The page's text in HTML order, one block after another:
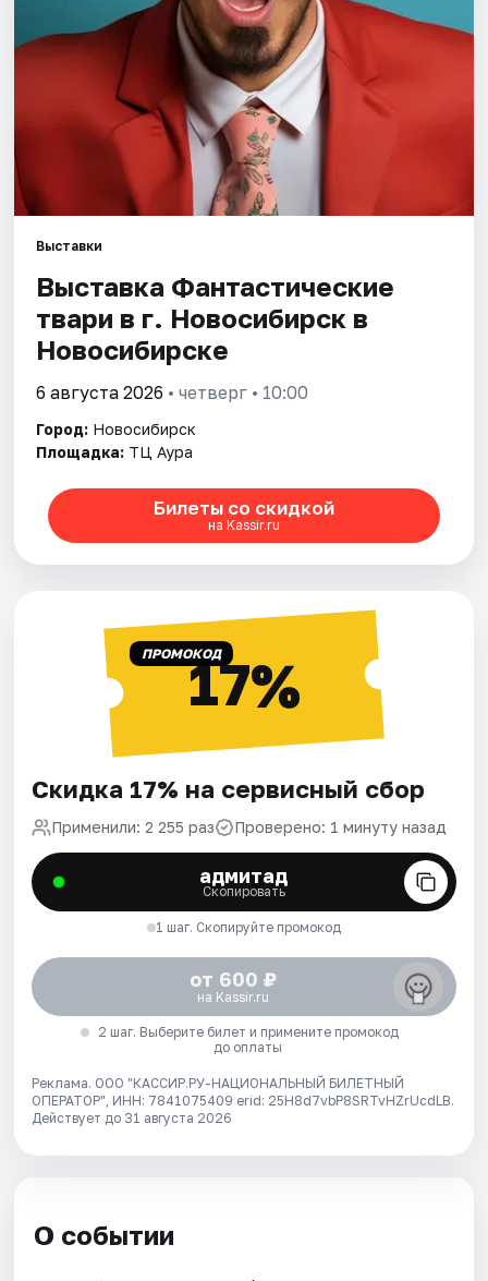
Рейтинги
Выставки
Выставка Фантастические
твари в г. Новосибирск в
Новосибирске
6 августа 2026 • четверг • 10:00
Город: Новосибирск
Площадка: ТЦ Аура
Билеты со скидкой
на Kassir.ru
ПРОМОКОД17%
Скидка 17% на сервисный сбор
Применили: 2 255 раз Проверено: 1 минуту назад
адмитад
Скопировать
1 шаг. Скопируйте промокод
от 600 ₽
на Kassir.ru
2 шаг. Выберите билет и примените промокод
до оплаты
Реклама. ООО "КАССИР.РУ-НАЦИОНАЛЬНЫЙ БИЛЕТНЫЙ
ОПЕРАТОР", ИНН: 7841075409 erid: 25H8d7vbP8SRTvHZrUcdLB.
Действует до 31 августа 2026
О событии